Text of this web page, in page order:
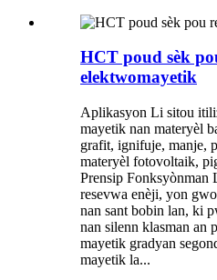
HCT poud sèk
elektwomayetik
Aplikasyon Li sitou
mayetik nan materyèl
grafit, ignifuje, manje,
materyèl fotovoltaik,
Prensip Fonksyònman
resevwa enèji, yon
nan sant bobin lan, ki
nan silenn klasman an
mayetik gradyan
mayetik la...